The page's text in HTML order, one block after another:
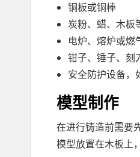
铜板或铜棒
炭粉、蜡、木板
电炉、熔炉或燃
钳子、锤子、刻
安全防护设备，
模型制作
在进行铸造前需要
模型放置在木板上